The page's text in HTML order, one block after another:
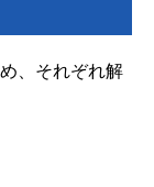
、それぞれ解